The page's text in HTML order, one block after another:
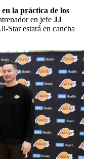
la práctica de los
en jefe JJ
Star estará en cancha